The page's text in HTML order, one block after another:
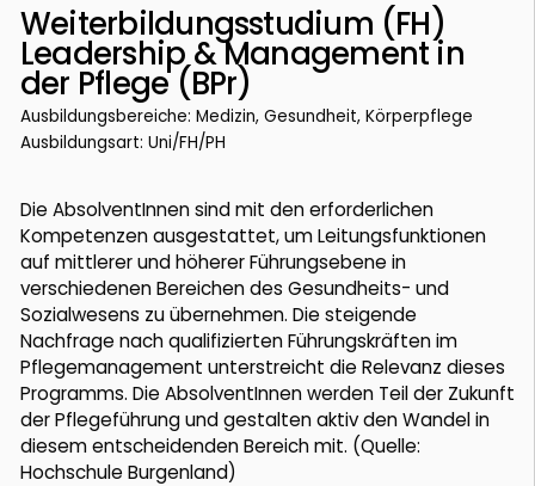
Weiterbildungsstudium (FH)
Leadership & Management in
der Pflege (BPr)
Ausbildungsbereiche: Medizin, Gesundheit, Körperpflege
Ausbildungsart: Uni/FH/PH
Die AbsolventInnen sind mit den erforderlichen
Kompetenzen ausgestattet, um Leitungsfunktionen
auf mittlerer und höherer Führungsebene in
verschiedenen Bereichen des Gesundheits- und
Sozialwesens zu übernehmen. Die steigende
Nachfrage nach qualifizierten Führungskräften im
Pflegemanagement unterstreicht die Relevanz dieses
Programms. Die AbsolventInnen werden Teil der Zukunft
der Pflegeführung und gestalten aktiv den Wandel in
diesem entscheidenden Bereich mit. (Quelle:
Hochschule Burgenland)